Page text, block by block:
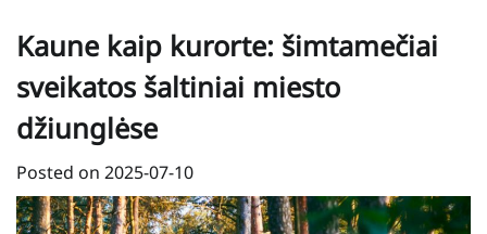
Kaune kaip kurorte: šimtamečiai
sveikatos šaltiniai miesto
džiunglėse
Posted on 2025-07-10